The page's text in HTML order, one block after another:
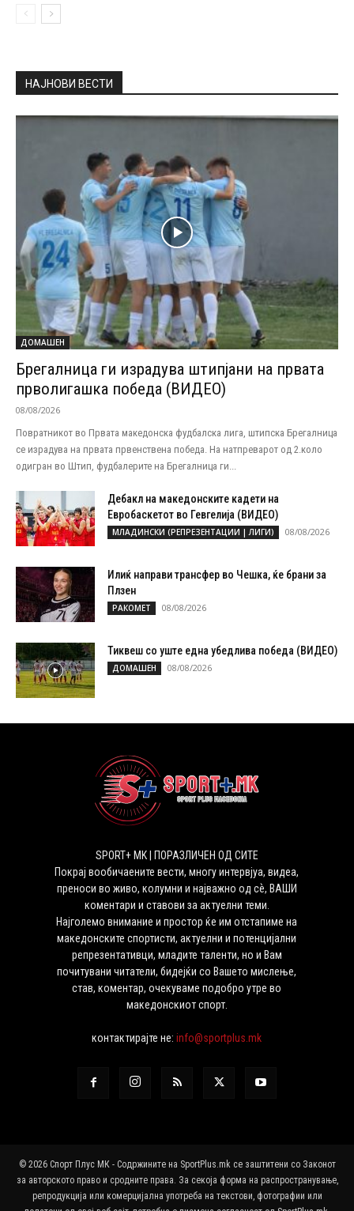
НАЈНОВИ ВЕСТИ
ДОМАШЕН
Брегалница ги израдува штипјани на првата
прволигашка победа (ВИДЕО)
08/08/2026
Повратникот во Првата македонска фудбалска лига, штипска Брегалница
се израдува на првата првенствена победа. На натпреварот од 2.коло
одигран во Штип, фудбалерите на Брегалница ги...
Дебакл на македонските кадети на
Евробаскетот во Гевгелија (ВИДЕО)
МЛАДИНСКИ (РЕПРЕЗЕНТАЦИИ | ЛИГИ) 08/08/2026
Илиќ направи трансфер во Чешка, ќе брани за
Плзен
РАКОМЕТ 08/08/2026
Тиквеш со уште една убедлива победа (ВИДЕО)
ДОМАШЕН 08/08/2026
SPORT+ MK | ПОРАЗЛИЧЕН ОД СИТЕ
Покрај вообичаените вести, многу интервјуа, видеа,
преноси во живо, колумни и најважно од сѐ, ВАШИ
коментари и ставови за актуелни теми.
Најголемо внимание и простор ќе им отстапиме на
македонските спортисти, актуелни и потенцијални
репрезентативци, младите таленти, но и Вам
почитувани читатели, бидејќи со Вашето мислење,
став, коментар, очекуваме подобро утре во
македонскиот спорт.
контактирајте не:info@sportplus.mk
© 2026 Спорт Плус МК - Содржините на SportPlus.mk се заштитени со Законот
за авторското право и сродните права. За секоја форма на распространување,
репродукција или комерцијална употреба на текстови, фотографии или